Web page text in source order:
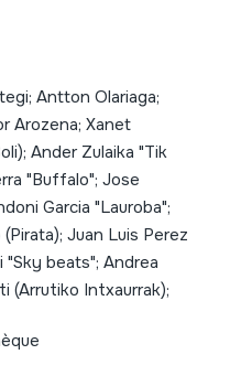
Antton Olariaga;
Arozena; Xanet
Ander Zulaika "Tik
"Buffalo"; Jose
Garcia "Lauroba";
Juan Luis Perez
beats"; Andrea
(Arrutiko Intxaurrak);